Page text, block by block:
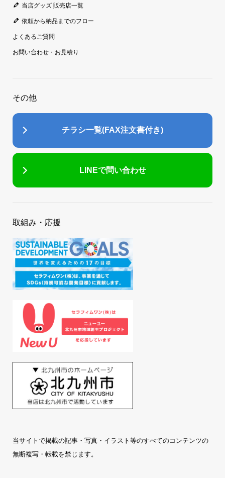
当店グッズ 販売店一覧
依頼から納品までのフロー
よくあるご質問
お問い合わせ・お見積り
その他
チラシ一覧(FAX注文書付き)
LINEで問い合わせ
取組み・応援
当サイトで掲載の記事・写真・イラスト等のすべてのコンテンツの
無断複写・転載を禁じます。